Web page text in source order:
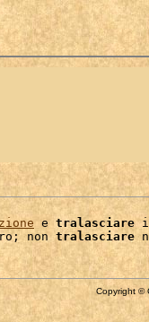
e tralasciare i
non tralasciare
Copyright ©